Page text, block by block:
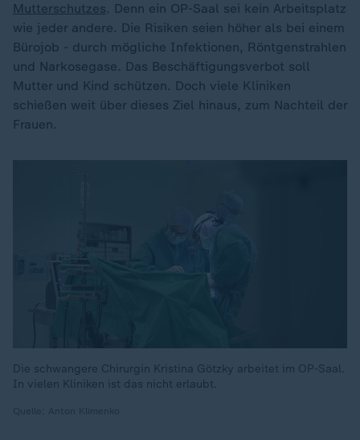
Mutterschutzes. Denn ein OP-Saal sei kein Arbeitsplatz
wie jeder andere. Die Risiken seien höher als bei einem
Bürojob - durch mögliche Infektionen, Röntgenstrahlen
und Narkosegase. Das Beschäftigungsverbot soll
Mutter und Kind schützen. Doch viele Kliniken
schießen weit über dieses Ziel hinaus, zum Nachteil der
Frauen.
Die schwangere Chirurgin Kristina Götzky arbeitet im OP-Saal.
In vielen Kliniken ist das nicht erlaubt.